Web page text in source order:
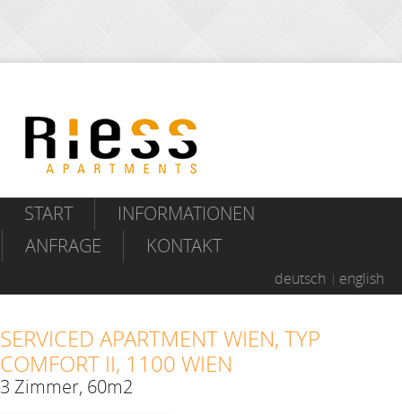
START
INFORMATIONEN
ANFRAGE
KONTAKT
deutsch english
SERVICED APARTMENT WIEN, TYP
COMFORT II, 1100 WIEN
3 Zimmer, 60m2